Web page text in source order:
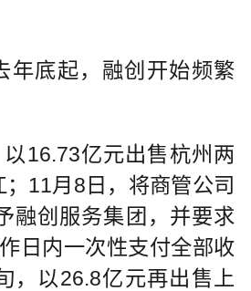
年底起，融创开始频繁
16.73亿元出售杭州两
11月8日，将商管公司
融创服务集团，并要求
日内一次性支付全部收
，以26.8亿元再出售上